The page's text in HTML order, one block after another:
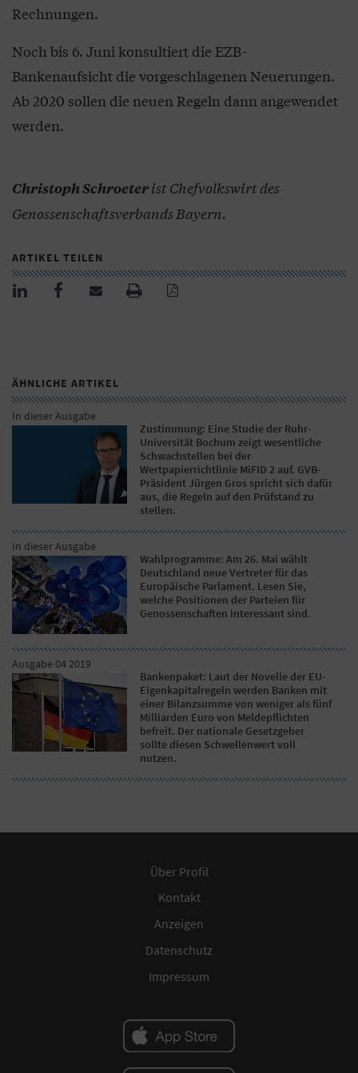
Rechnungen.
Noch bis 6. Juni konsultiert die EZB-
Bankenaufsicht die vorgeschlagenen Neuerungen.
Ab 2020 sollen die neuen Regeln dann angewendet
werden.
Christoph Schroeterist Chefvolkswirt des
Genossenschaftsverbands Bayern.
ARTIKEL TEILEN
ÄHNLICHE ARTIKEL
In dieser Ausgabe
Zustimmung: Eine Studie der Ruhr-
Universität Bochum zeigt wesentliche
Schwachstellen bei der
Wertpapierrichtlinie MiFID 2 auf. GVB-
Präsident Jürgen Gros spricht sich dafür
aus, die Regeln auf den Prüfstand zu
stellen.
In dieser Ausgabe
Wahlprogramme: Am 26. Mai wählt
Deutschland neue Vertreter für das
Europäische Parlament. Lesen Sie,
welche Positionen der Parteien für
Genossenschaften interessant sind.
Ausgabe 04 2019
Bankenpaket: Laut der Novelle der EU-
Eigenkapitalregeln werden Banken mit
einer Bilanzsumme von weniger als fünf
Milliarden Euro von Meldepflichten
befreit. Der nationale Gesetzgeber
sollte diesen Schwellenwert voll
nutzen.
Über Profil
Kontakt
Anzeigen
Datenschutz
Impressum